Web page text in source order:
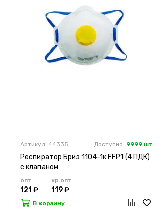
Артикул: 44335 Доступно: 9999 шт.
Респиратор Бриз 1104-1к FFP1 (4 ПДК)
с клапаном
опт
121 ₽
кр.опт
119 ₽
В корзину